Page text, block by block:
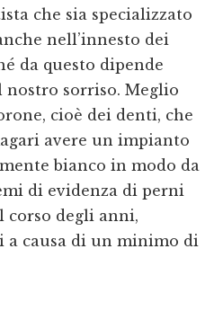
che sia specializzato
nell’innesto dei
da questo dipende
nostro sorriso. Meglio
cioè dei denti, che
avere un impianto
bianco in modo da
di evidenza di perni
corso degli anni,
a causa di un minimo di